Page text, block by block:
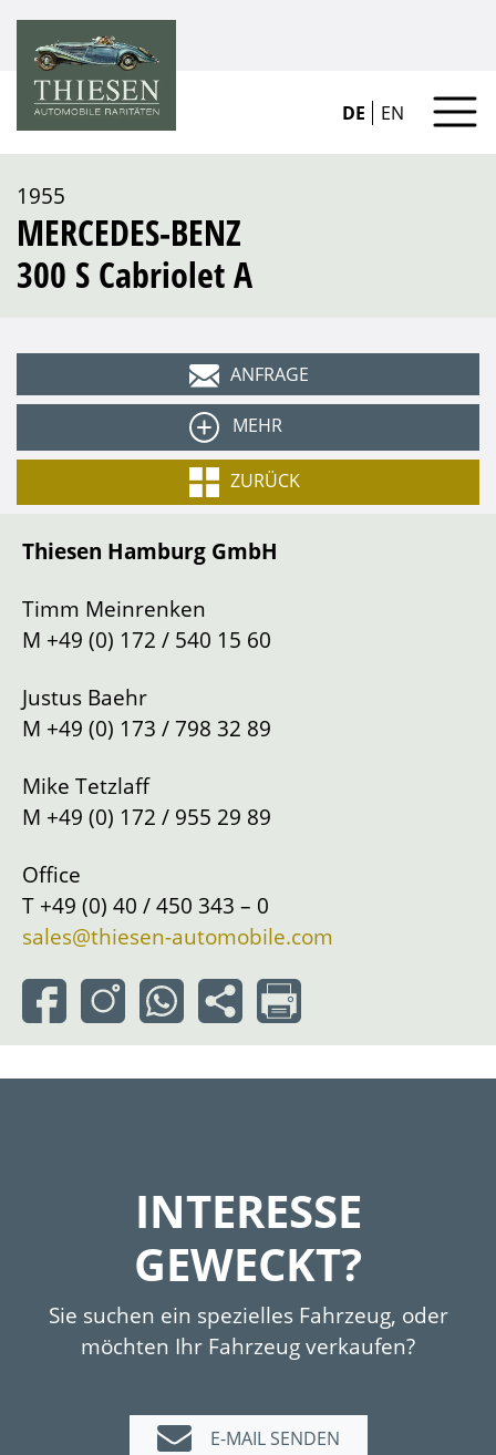
DE EN
1955
MERCEDES-BENZ
300 S Cabriolet A
Getriebeart
Schaltung
Lenkung
Links
ANFRAGE
MEHR
ZURÜCK
Thiesen Hamburg GmbH
Timm Meinrenken
M +49 (0) 172 / 540 15 60
Justus Baehr
M +49 (0) 173 / 798 32 89
Mike Tetzlaff
M +49 (0) 172 / 955 29 89
Office
T +49 (0) 40 / 450 343 – 0
sales@thiesen-automobile.com
INTERESSE
GEWECKT?
Sie suchen ein spezielles Fahrzeug, oder
möchten Ihr Fahrzeug verkaufen?
E-MAIL SENDEN